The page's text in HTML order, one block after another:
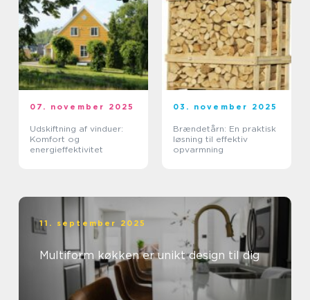
07. november 2025
Udskiftning af vinduer:
Komfort og
energieffektivitet
03. november 2025
Brændetårn: En praktisk
løsning til effektiv
opvarmning
11. september 2025
Multiform køkken er unikt design til dig